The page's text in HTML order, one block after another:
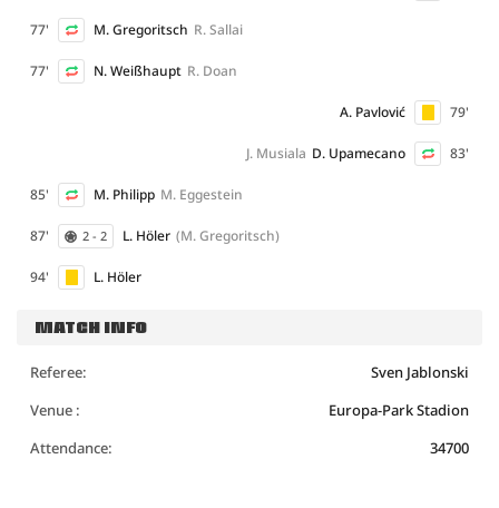
77' M. Gregoritsch R. Sallai
77' N. Weißhaupt R. Doan
79'
A. Pavlović
83'
D. Upamecano
J. Musiala
85' M. Philipp M. Eggestein
87' 2 - 2 L. Höler (M. Gregoritsch)
94' L. Höler
MATCH INFO
Referee:
Sven Jablonski
Venue :
Europa-Park Stadion
Attendance:
34700